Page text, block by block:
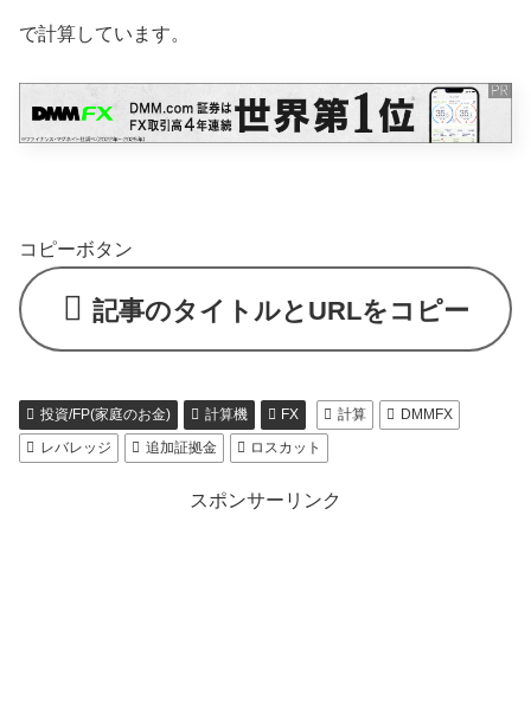
で計算しています。
コピーボタン
記事のタイトルとURLをコピー
投資/FP(家庭のお金) 計算機 FX 計算
DMMFX
レバレッジ
追加証拠金 ロスカット
スポンサーリンク